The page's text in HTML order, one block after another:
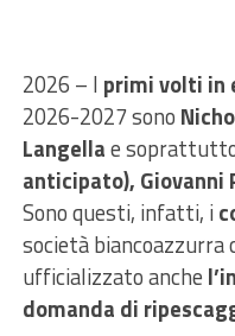
2026 – I primi volti in
2026-2027 sono
Langellae
anticipato), Giovanni
Sono questi, infatti, i
società biancoazzurra
ufficializzato anche
domanda di